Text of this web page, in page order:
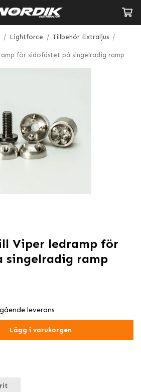
/ Lightforce / Tillbehör Extraljus /
för sidofästet på singelradig ramp
Viper ledramp för
singelradig ramp
leverans
Lägg i varukorgen